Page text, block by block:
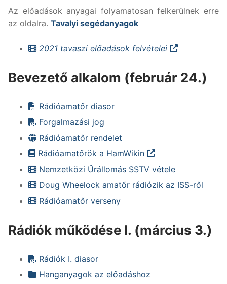
Az előadások anyagai folyamatosan felkerülnek erre
az oldalra. Tavalyi segédanyagok
2021 tavaszi előadások felvételei
Bevezető alkalom (február 24.)
Rádióamatőr diasor
Forgalmazási jog
Rádióamatőr rendelet
Rádióamatőrök a HamWikin
Nemzetközi Űrállomás SSTV vétele
Doug Wheelock amatőr rádiózik az ISS-ről
Rádióamatőr verseny
Rádiók működése I. (március 3.)
Rádiók I. diasor
Hanganyagok az előadáshoz